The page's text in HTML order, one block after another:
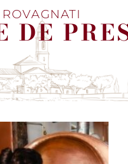
ROVAGNATI
DE